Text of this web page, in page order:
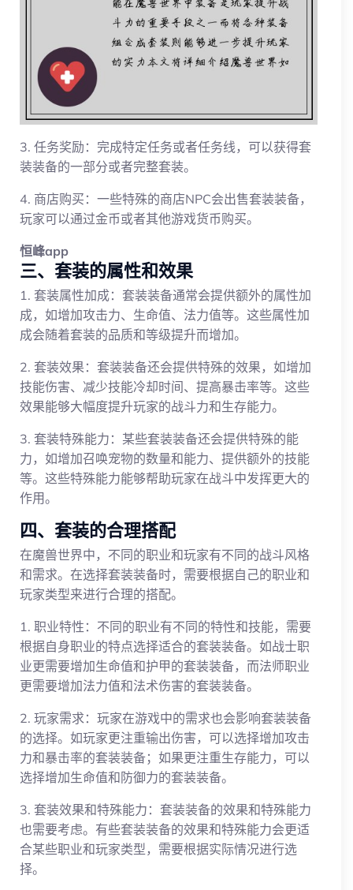
3. 任务奖励：完成特定任务或者任务线，可以获得套
装装备的一部分或者完整套装。
4. 商店购买：一些特殊的商店NPC会出售套装装备，
玩家可以通过金币或者其他游戏货币购买。
恒峰app
三、套装的属性和效果
1. 套装属性加成：套装装备通常会提供额外的属性加
成，如增加攻击力、生命值、法力值等。这些属性加
成会随着套装的品质和等级提升而增加。
2. 套装效果：套装装备还会提供特殊的效果，如增加
技能伤害、减少技能冷却时间、提高暴击率等。这些
效果能够大幅度提升玩家的战斗力和生存能力。
3. 套装特殊能力：某些套装装备还会提供特殊的能
力，如增加召唤宠物的数量和能力、提供额外的技能
等。这些特殊能力能够帮助玩家在战斗中发挥更大的
作用。
四、套装的合理搭配
在魔兽世界中，不同的职业和玩家有不同的战斗风格
和需求。在选择套装装备时，需要根据自己的职业和
玩家类型来进行合理的搭配。
1. 职业特性：不同的职业有不同的特性和技能，需要
根据自身职业的特点选择适合的套装装备。如战士职
业更需要增加生命值和护甲的套装装备，而法师职业
更需要增加法力值和法术伤害的套装装备。
2. 玩家需求：玩家在游戏中的需求也会影响套装装备
的选择。如玩家更注重输出伤害，可以选择增加攻击
力和暴击率的套装装备；如果更注重生存能力，可以
选择增加生命值和防御力的套装装备。
3. 套装效果和特殊能力：套装装备的效果和特殊能力
也需要考虑。有些套装装备的效果和特殊能力会更适
合某些职业和玩家类型，需要根据实际情况进行选
择。